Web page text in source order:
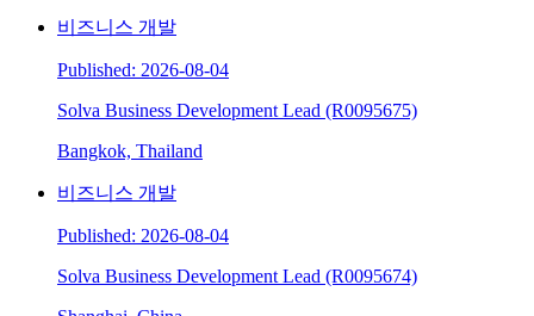
비즈니스 개발
Published: 2026-08-04
Solva Business Development Lead (R0095675)
Bangkok, Thailand
비즈니스 개발
Published: 2026-08-04
Solva Business Development Lead (R0095674)